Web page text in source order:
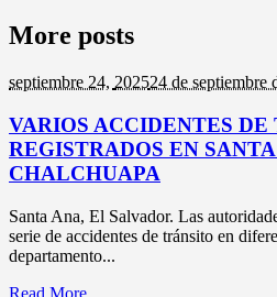
More posts
septiembre 24, 202524 de septiembre
VARIOS ACCIDENTES DE
REGISTRADOS EN
CHALCHUAPA
Santa Ana, El Salvador. Las
serie de accidentes de tránsito en
departamento...
Read More